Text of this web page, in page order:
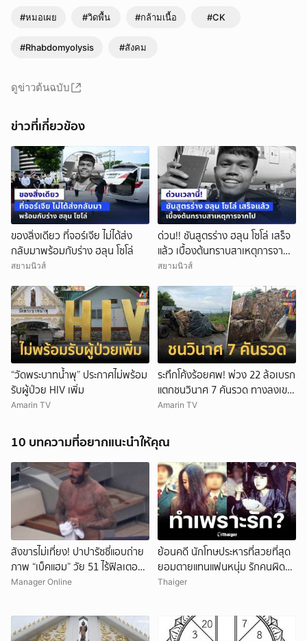
#หมอเผย #วิดพื้น #กล้ามเนื้อ #CK
#Rhabdomyolysis #สังคม
ดูข่าวต้นฉบับ
ข่าวที่เกี่ยวข้อง
ของสิ่งเดียว ที่จอร์เจีย ไม่ได้ส่ง
กลับมาพร้อมกับร่าง ฮลุน โซโล่
สยามนิวส์
ด่วน!! ชันสูตรร่าง ฮลุน โซโล่ เสร็จ
แล้ว เบื้องต้นทราบสาเหตุการจาก
ไป
สยามนิวส์
“วัดพระบาทน้ำพุ” ประกาศไม่พร้อม
รับผู้ป่วย HIV เพิ่ม
Amarin TV
ระทึกโค้งร้อยศพ! พ่วง 22 ล้อเบรก
แตกชนวินาศ 7 คันรวด ทางลงเขา
304
Amarin TV
10 บทความที่อยากแนะนำให้คุณ
สังขารไม่เที่ยง! ปาปารัซซี่แอบถ่าย
ภาพ “เบ็คแฮม” วัย 51 ไร้ฟิลเตอร์
เผยให้เห็นผมบาง-ศีรษะล้าน
Manager Online
ย้อนคดี นักโทษประหารที่สวยที่สุด
ยอมตายแทนแฟนหนุ่ม รักคนผิด
ชีวิตดิ่งเหว
Thaiger